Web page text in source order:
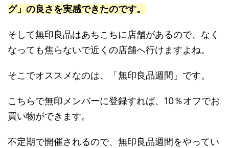
グ」の良さを実感できたのです。
そして無印良品はあちこちに店舗があるので、なく
なっても焦らないで近くの店舗へ行けますよね。
そこでオススメなのは、「無印良品週間」です。
こちらで無印メンバーに登録すれば、10％オフでお
買い物ができます。
不定期で開催されるので、無印良品週間をやってい